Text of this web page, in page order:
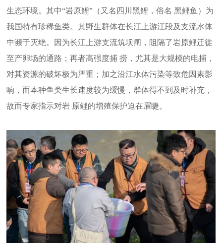
生态环境。其中“岩原鲤”（又名四川黑鲤，俗名 黑鲤鱼）为
我国特有珍稀鱼类。其野生群体在长江上游江段及支流水体
中濒于灭绝。因为长江上游支流筑坝闸，阻隔了岩原鲤迁徙
至产卵场的通路；再者高强度捕 捞，尤其是大规模的电捕，
对其资源的破坏极为严重；加之沿江水体污染等致危因素影
响，而本种鱼类生长速度较为缓慢，群体得不到及时补充，
故而专家指示对岩 原鲤的增殖保护迫在眉睫。